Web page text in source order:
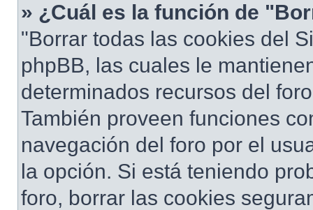
» ¿Cuál es la función de
"Borrar todas las cookies del
phpBB, las cuales le
determinados recursos del
También proveen funciones
navegación del foro por el
la opción. Si está teniendo
foro, borrar las cookies